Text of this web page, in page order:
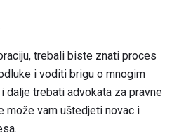
trebali biste znati proces
i voditi brigu o mnogim
dalje trebati advokata za pravne
može vam uštedjeti novac i